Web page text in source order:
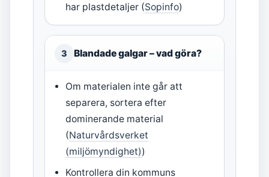
har plastdetaljer (Sopinfo)
3 Blandade galgar – vad göra?
Om materialen inte går att
separera, sortera efter
dominerande material
(Naturvårdsverket
(miljömyndighet))
Kontrollera din kommuns